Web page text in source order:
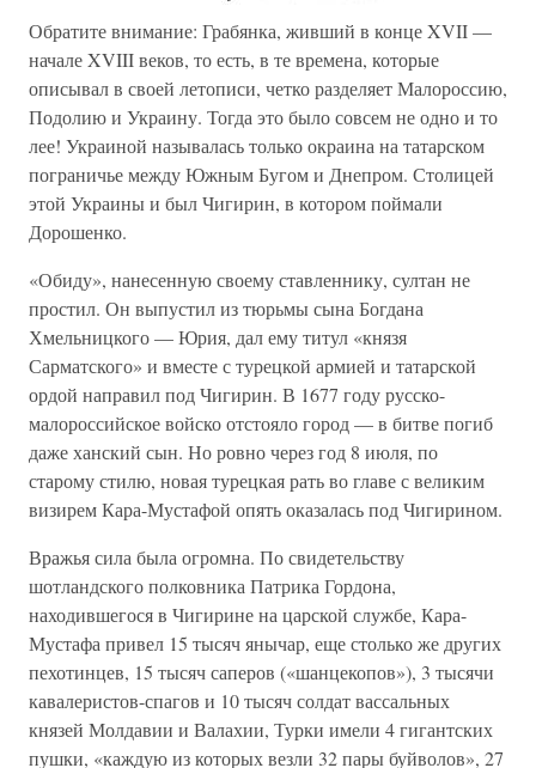
Обратите внимание: Грабянка, живший в конце XVII —
начале XVIII веков, то есть, в те времена, которые
описывал в своей летописи, четко разделяет Малороссию,
Подолию и Украину. Тогда это было совсем не одно и то
лее! Украиной называлась только окраина на татарском
пограничье между Южным Бугом и Днепром. Столицей
этой Украины и был Чигирин, в котором поймали
Дорошенко.
«Обиду», нанесенную своему ставленнику, султан не
простил. Он выпустил из тюрьмы сына Богдана
Хмельницкого — Юрия, дал ему титул «князя
Сарматского» и вместе с турецкой армией и татарской
ордой направил под Чигирин. В 1677 году русско-
малороссийское войско отстояло город — в битве погиб
даже ханский сын. Но ровно через год 8 июля, по
старому стилю, новая турецкая рать во главе с великим
визирем Кара-Мустафой опять оказалась под Чигирином.
Вражья сила была огромна. По свидетельству
шотландского полковника Патрика Гордона,
находившегося в Чигирине на царской службе, Кара-
Мустафа привел 15 тысяч янычар, еще столько же других
пехотинцев, 15 тысяч саперов («шанцекопов»), 3 тысячи
кавалеристов-спагов и 10 тысяч солдат вассальных
князей Молдавии и Валахии, Турки имели 4 гигантских
пушки, «каждую из которых везли 32 пары буйволов», 27